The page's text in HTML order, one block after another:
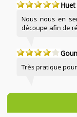
Huet
Nous nous en
découpe afin de
Très pratique